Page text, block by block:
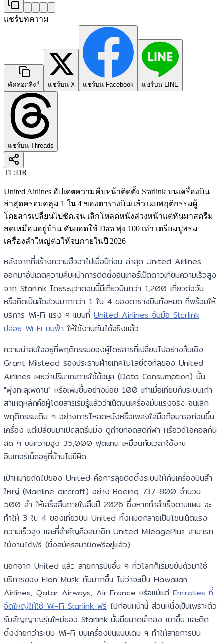
แชร์บทความ
คัดลอกลิงก์ แชร์บน X แชร์บน Facebook แชร์บน LINE
แชร์บน Threads
TL;DR
United Airlines อัปเดตความคืบหน้าติดตั้ง Starlink บนเครื่องบิน
ล่าสุดครอบคลุม 1 ใน 4 ของตารางบินแล้ว เผยพฤติกรรมผู้
โดยสารเปลี่ยนไปชัดเจน เลิกโหลดหนังล่วงหน้าแต่หันมาสตรีม
สดเหมือนอยู่บ้าน ดันยอดใช้ Data พุ่ง 100 เท่า เตรียมปูพรม
เครื่องลำใหญ่ต่อให้จบภายในปี 2026
หลังจากที่สร้างความฮือฮาไปเมื่อปีก่อน ล่าสุด United Airlines
ออกมาอัปเดตความคืบหน้าการติดตั้งอินเทอร์เน็ตดาวเทียมความเร็วสูง
จาก Starlink โดยระบุว่าตอนนี้มีเที่ยวบินกว่า 1,200 เที่ยวต่อวัน
หรือคิดเป็นสัดส่วนมากกว่า 1 ใน 4 ของตารางบินทั้งหมด ที่พร้อมให้
บริการ Wi-Fi แรง ๆ แบบที่ United Airlines จับมือ Starlink
ปล่อย Wi-Fi บนฟ้า ให้ใช้งานกันได้จริงแล้ว
ความน่าสนใจอยู่ที่พฤติกรรมของผู้โดยสารที่เปลี่ยนไปอย่างสิ้นเชิง
Grant Milstead รองประธานฝ่ายเทคโนโลยีดิจิทัลของ United
Airlines เผยว่าปริมาณการใช้ข้อมูล (Data Consumption) นั้น
"พุ่งทะลุเพดาน" หรือเพิ่มขึ้นอย่างน้อย 100 เท่าเมื่อเทียบกับระบบเก่า
สาเหตุหลักคือผู้โดยสารเริ่มรู้แล้วว่าเน็ตบนเครื่องมันแรงจริง จนเลิก
พฤติกรรมเดิม ๆ อย่างการโหลดหนังหรือเพลงใส่มือถือมารอก่อนขึ้น
เครื่อง แต่เปลี่ยนมาเปิดสตรีมมิ่ง ดูถ่ายทอดสดกีฬา หรือวิดีโอคอลกัน
สด ๆ บนความสูง 35,000 ฟุตแทน เหมือนกับเวลาใช้งาน
อินเทอร์เน็ตอยู่ที่บ้านไม่มีผิด
เป้าหมายถัดไปของ United คือการลุยติดตั้งระบบให้กับเครื่องบินลำ
ใหญ่ (Mainline aircraft) อย่าง Boeing 737-800 จำนวน
500 ลำ ให้เสร็จสิ้นภายในสิ้นปี 2026 ซึ่งหากทำสำเร็จตามแผน จะ
ทำให้ 3 ใน 4 ของเที่ยวบิน United ทั้งหมดกลายเป็นโซนเน็ตแรง
ความเร็วสูง และที่สำคัญคือสมาชิก United MileagePlus สามารถ
ใช้งานได้ฟรี (ซึ่งสมัครสมาชิกฟรีอยู่แล้ว)
นอกจาก United แล้ว สายการบินอื่น ๆ ทั่วโลกก็เริ่มขยับตัวมาใช้
บริการของ Elon Musk กันมากขึ้น ไม่ว่าจะเป็น Hawaiian
Airlines, Qatar Airways, Air France หรือแม้แต่ Emirates ที่
จัดใหญ่ให้ใช้ Wi-Fi Starlink ฟรี ไปก่อนหน้านี้ ส่วนหนึ่งเป็นเพราะตัว
รับสัญญาณรุ่นใหม่ของ Starlink นั้นมีขนาดเล็กลง เบาขึ้น และติด
ตั้งง่ายกว่าระบบ Wi-Fi บนเครื่องบินแบบเดิม ๆ ทำให้สายการบิน